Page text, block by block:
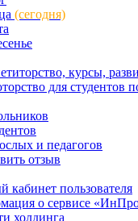
(сегодня)
курсы,
для
и педагогов
отзыв
кабинет пользователя
о сервисе
холдинга